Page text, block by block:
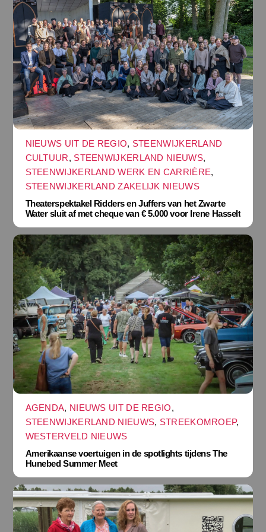
NIEUWS UIT DE REGIO, STEENWIJKERLAND
CULTUUR, STEENWIJKERLAND NIEUWS,
STEENWIJKERLAND WERK EN CARRIÈRE,
STEENWIJKERLAND ZAKELIJK NIEUWS
Theaterspektakel Ridders en Juffers van het Zwarte
Water sluit af met cheque van € 5.000 voor Irene Hasselt
AGENDA, NIEUWS UIT DE REGIO,
STEENWIJKERLAND NIEUWS, STREEKOMROEP,
WESTERVELD NIEUWS
Amerikaanse voertuigen in de spotlights tijdens The
Hunebed Summer Meet